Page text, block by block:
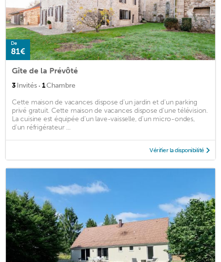
De
81€
Gîte de la Prévôté
3Invités · 1Chambre
Cette maison de vacances dispose d'un jardin et d'un parking
privé gratuit. Cette maison de vacances dispose d'une télévision.
La cuisine est équipée d'un lave-vaisselle, d'un micro-ondes,
d'un réfrigérateur ...
Vérifier la disponibilité